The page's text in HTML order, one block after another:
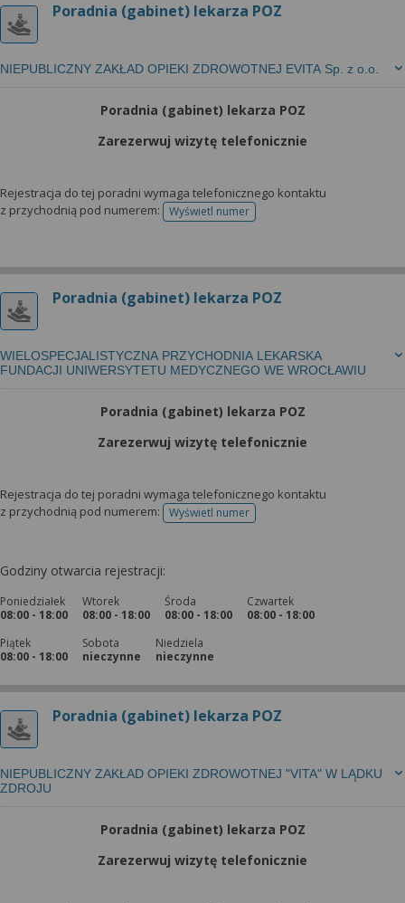
Poradnia (gabinet) lekarza POZ
NIEPUBLICZNY ZAKŁAD OPIEKI ZDROWOTNEJ EVITA Sp. z o.o.
Poradnia (gabinet) lekarza POZ
Zarezerwuj wizytę telefonicznie
Rejestracja do tej poradni wymaga telefonicznego kontaktu
z przychodnią pod numerem:
Wyświetl numertelefonu do rejestracji
Poradnia (gabinet) lekarza POZ
WIELOSPECJALISTYCZNA PRZYCHODNIA LEKARSKA
FUNDACJI UNIWERSYTETU MEDYCZNEGO WE WROCŁAWIU
Poradnia (gabinet) lekarza POZ
Zarezerwuj wizytę telefonicznie
Rejestracja do tej poradni wymaga telefonicznego kontaktu
z przychodnią pod numerem:
Wyświetl numertelefonu do rejestracji
Godziny otwarcia rejestracji:
Poniedziałek
08:00 - 18:00
Wtorek
08:00 - 18:00
Środa
08:00 - 18:00
Czwartek
08:00 - 18:00
Piątek
08:00 - 18:00
Sobota
nieczynne
Niedziela
nieczynne
Poradnia (gabinet) lekarza POZ
NIEPUBLICZNY ZAKŁAD OPIEKI ZDROWOTNEJ "VITA" W LĄDKU
ZDROJU
Poradnia (gabinet) lekarza POZ
Zarezerwuj wizytę telefonicznie